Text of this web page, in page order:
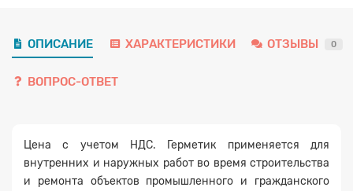
ОПИСАНИЕ ХАРАКТЕРИСТИКИ ОТЗЫВЫ 0
ВОПРОС-ОТВЕТ
Цена с учетом НДС. Герметик применяется для
внутренних и наружных работ во время строительства
и ремонта объектов промышленного и гражданского